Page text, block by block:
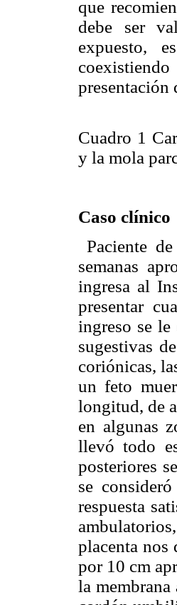
que
debe ser
expuesto,
presentación
Cuadro 1
y la mola
Caso clínico
Paciente
semanas
ingresa al
presentar
ingreso se le
sugestivas
coriónicas,
un feto
longitud, de
en algunas
llevó todo
posteriores
se
respuesta
placenta
por 10 cm
la